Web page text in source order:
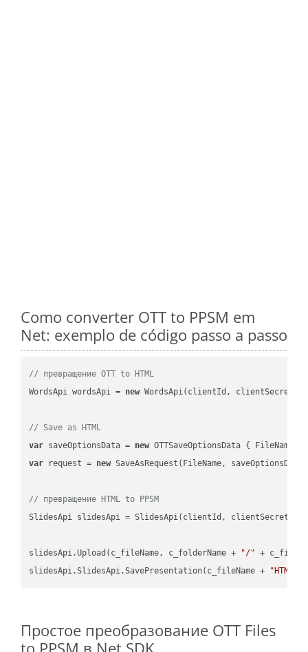
Como converter OTT to PPSM em
Net: exemplo de código passo a passo
// превращение OTT to HTML
WordsApi wordsApi = new WordsApi(clientId, clientSecret);
// Save as HTML
var saveOptionsData = new OTTSaveOptionsData { FileName =
var request = new SaveAsRequest(FileName,
// превращение HTML to PPSM
SlidesApi slidesApi = SlidesApi(clientId, clientSecret);
slidesApi.Upload(c_fileName, c_folderName + "/" +
slidesApi.SlidesApi.SavePresentation(c_fileName +
"HTML"
Простое преобразование OTT Files